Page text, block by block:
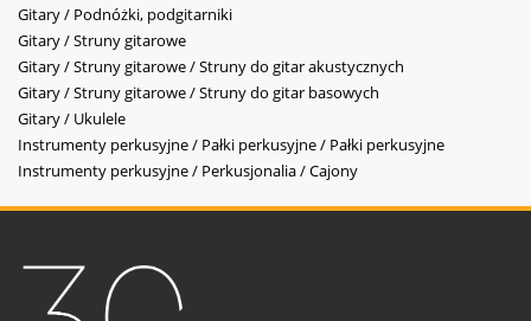
Gitary / Podnóżki, podgitarniki
Gitary / Struny gitarowe
Gitary / Struny gitarowe / Struny do gitar akustycznych
Gitary / Struny gitarowe / Struny do gitar basowych
Gitary / Ukulele
Instrumenty perkusyjne / Pałki perkusyjne / Pałki perkusyjne
Instrumenty perkusyjne / Perkusjonalia / Cajony